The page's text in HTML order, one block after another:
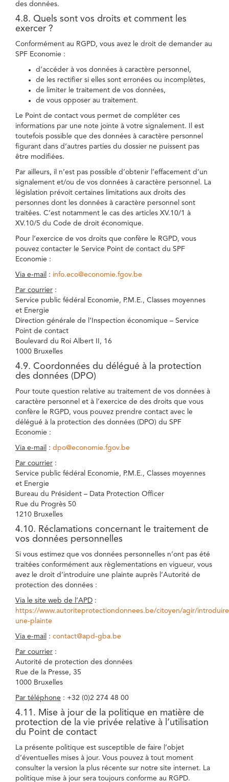
des données.
4.8. Quels sont vos droits et comment les
exercer ?
Conformément au RGPD, vous avez le droit de demander au
SPF Economie :
d’accéder à vos données à caractère personnel,
de les rectifier si elles sont erronées ou incomplètes,
de limiter le traitement de vos données,
de vous opposer au traitement.
Le Point de contact vous permet de compléter ces
informations par une note jointe à votre signalement. Il est
toutefois possible que des données à caractère personnel
figurant dans d’autres parties du dossier ne puissent pas
être modifiées.
Par ailleurs, il n’est pas possible d’obtenir l’effacement d’un
signalement et/ou de vos données à caractère personnel. La
législation prévoit certaines limitations aux droits des
personnes dont les données à caractère personnel sont
traitées. C’est notamment le cas des articles XV.10/1 à
XV.10/5 du Code de droit économique.
Pour l’exercice de vos droits que confère le RGPD, vous
pouvez contacter le Service Point de contact du SPF
Economie :
Via e-mail : info.eco@economie.fgov.be
Par courrier :
Service public fédéral Economie, P.M.E., Classes moyennes
et Energie
Direction générale de l’Inspection économique – Service
Point de contact
Boulevard du Roi Albert II, 16
1000 Bruxelles
4.9. Coordonnées du délégué à la protection
des données (DPO)
Pour toute question relative au traitement de vos données à
caractère personnel et à l’exercice de des droits que vous
confère le RGPD, vous pouvez prendre contact avec le
délégué à la protection des données (DPO) du SPF
Economie :
Via e-mail : dpo@economie.fgov.be
Par courrier :
Service public fédéral Economie, P.M.E., Classes moyennes
et Energie
Bureau du Président – Data Protection Officer
Rue du Progrès 50
1210 Bruxelles
4.10. Réclamations concernant le traitement de
vos données personnelles
Si vous estimez que vos données personnelles n’ont pas été
traitées conformément aux règlementations en vigueur, vous
avez le droit d’introduire une plainte auprès l’Autorité de
protection des données :
Via le site web de l’APD :
https://www.autoriteprotectiondonnees.be/citoyen/agir/
une-plainte
Via e-mail : contact@apd-gba.be
Par courrier :
Autorité de protection des données
Rue de la Presse, 35
1000 Bruxelles
Par téléphone : +32 (0)2 274 48 00
4.11. Mise à jour de la politique en matière de
protection de la vie privée relative à l’utilisation
du Point de contact
La présente politique est susceptible de faire l’objet
d’éventuelles mises à jour. Vous pouvez à tout moment
consulter la version la plus récente sur notre site internet. La
politique mise à jour sera toujours conforme au RGPD.